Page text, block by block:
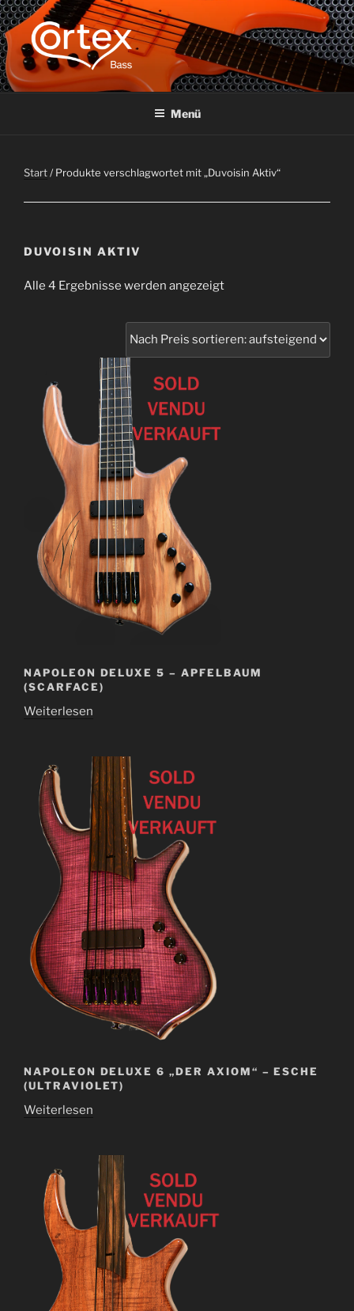
CORTEX BASS
Express your creative flow
Menü
Start/ Produkte verschlagwortet mit „Duvoisin Aktiv“
DUVOISIN AKTIV
Alle 4 Ergebnisse werden angezeigt
NAPOLEON DELUXE 5 – APFELBAUM
(SCARFACE)
Weiterlesen
NAPOLEON DELUXE 6 „DER AXIOM“ – ESCHE
(ULTRAVIOLET)
Weiterlesen